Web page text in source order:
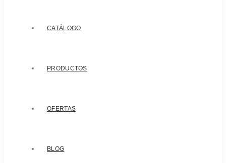
CATÁLOGO
PRODUCTOS
OFERTAS
BLOG